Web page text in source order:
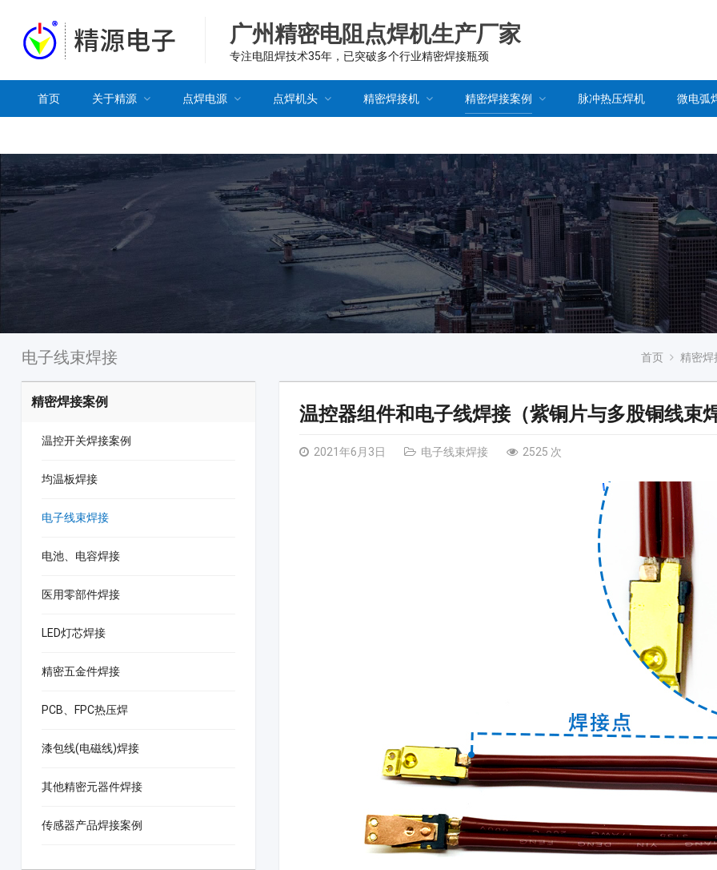
广州精密电阻点焊机生产厂家
专注电阻焊技术35年，已突破多个行业精密焊接瓶颈
首页 关于精源 点焊电源 点焊机头 精密焊接机 精密焊接案例 脉冲热压焊机 微电弧
电子线束焊接 首页 精密焊
温控器组件和电子线焊接（紫铜片与多股铜线束
2021年6月3日 电子线束焊接 2525 次
精密焊接案例
温控开关焊接案例
均温板焊接
电子线束焊接
电池、电容焊接
医用零部件焊接
LED灯芯焊接
精密五金件焊接
PCB、FPC热压焊
漆包线(电磁线)焊接
其他精密元器件焊接
传感器产品焊接案例